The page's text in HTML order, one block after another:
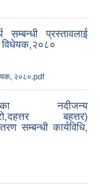
प्रस्तावलाई
विधेयक,२०८०
२०८०.pdf
नदीजन्य
बहत्तर)
सम्बन्धी कार्यविधि,